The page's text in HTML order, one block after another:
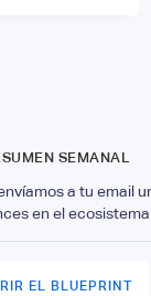
SEMANAL
a tu email
en el ecosistema
EL BLUEPRINT